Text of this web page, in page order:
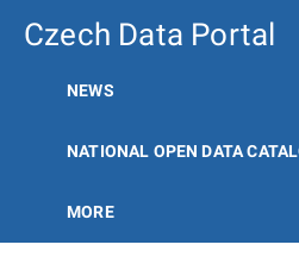
Czech Data Portal
NEWS
NATIONAL OPEN DATA
MORE